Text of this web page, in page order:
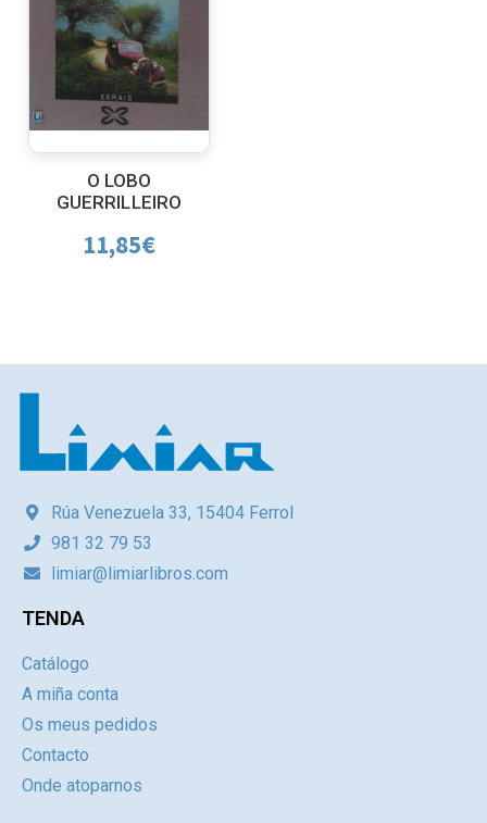
O LOBO
GUERRILLEIRO
11,85€
Rúa Venezuela 33, 15404 Ferrol
981 32 79 53
limiar@limiarlibros.com
TENDA
Catálogo
A miña conta
Os meus pedidos
Contacto
Onde atoparnos